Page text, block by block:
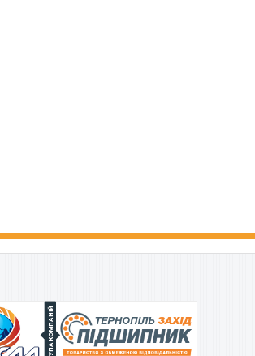
ГРУПА КОМПАНІЙ